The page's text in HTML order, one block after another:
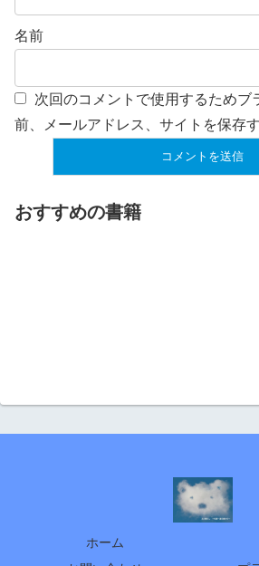
名前
次回のコメントで使用するためブ
前、メールアドレス、サイトを保存す
おすすめの書籍
ホーム